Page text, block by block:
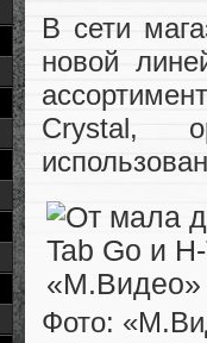
В сети
новой
Crystal,
Фото: